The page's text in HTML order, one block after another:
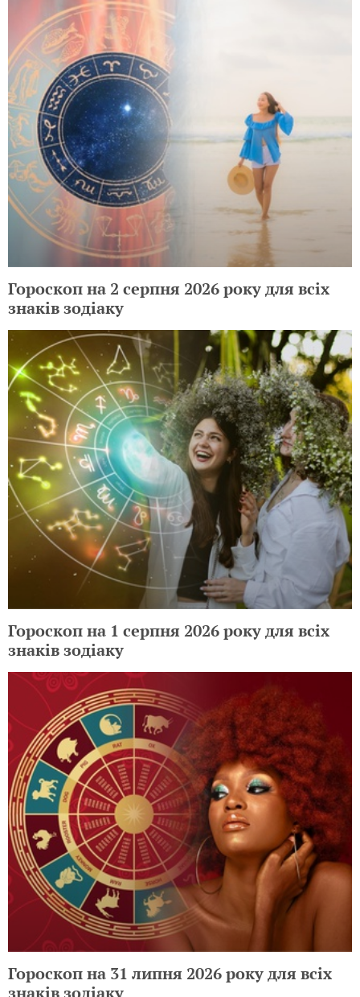
Гороскоп на 2 серпня 2026 року для всіх
знаків зодіаку
Гороскоп на 1 серпня 2026 року для всіх
знаків зодіаку
Гороскоп на 31 липня 2026 року для всіх